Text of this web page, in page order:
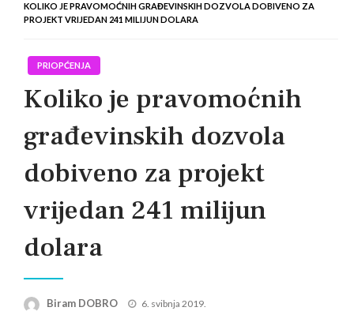
KOLIKO JE PRAVOMOĆNIH GRAĐEVINSKIH DOZVOLA DOBIVENO ZA
PROJEKT VRIJEDAN 241 MILIJUN DOLARA
PRIOPĆENJA
Koliko je pravomoćnih
građevinskih dozvola
dobiveno za projekt
vrijedan 241 milijun
dolara
Biram DOBRO
Posted
6. svibnja 2019.